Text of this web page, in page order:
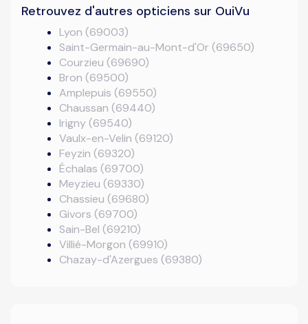
Retrouvez d'autres opticiens sur OuiVu
Lyon (69003)
Saint-Germain-au-Mont-d'Or (69650)
Courzieu (69690)
Bron (69500)
Amplepuis (69550)
Chaussan (69440)
Irigny (69540)
Vaulx-en-Velin (69120)
Feyzin (69320)
Échalas (69700)
Meyzieu (69330)
Chassieu (69680)
Givors (69700)
Sain-Bel (69210)
Villié-Morgon (69910)
Chazay-d'Azergues (69380)